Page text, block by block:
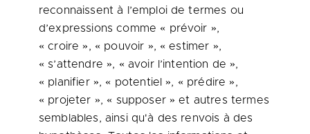
reconnaissent à l’emploi de termes ou
d’expressions comme « prévoir »,
« croire », « pouvoir », « estimer »,
« s’attendre », « avoir l’intention de »,
« planifier », « potentiel », « prédire »,
« projeter », « supposer » et autres termes
semblables, ainsi qu'à des renvois à des